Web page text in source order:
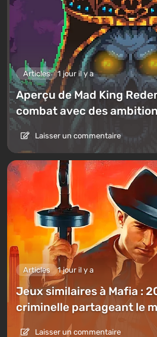
Articles 1 jour il y a
Aperçu de Mad King
combat avec des
Laisser un commentaire
Articles 1 jour il y a
Jeux similaires à Mafia :
criminelle partageant le
Laisser un commentaire